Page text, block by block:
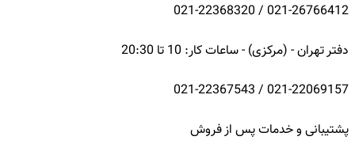
021-26766412 / 021-22368320
دفتر تهران - (مرکزی) - ساعات کار: 10 تا 20:30
021-22069157 / 021-22367543
پشتیبانی و خدمات پس از فروش